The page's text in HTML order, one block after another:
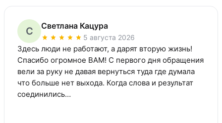
С Светлана Кацура
5 августа 2026
Здесь люди не работают, а дарят вторую жизнь!
Спасибо огромное ВАМ! С первого дня обращения
вели за руку не давая вернуться туда где думала
что больше нет выхода. Когда слова и результат
соединились…